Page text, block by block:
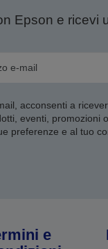
Epson e ricevi
acconsenti a
eventi, promozioni
preferenze e al tuo
e